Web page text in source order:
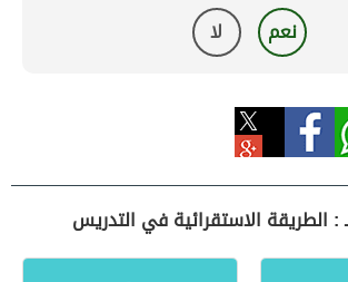
نعم لا
الطريقة الاستقرائية في التدريس